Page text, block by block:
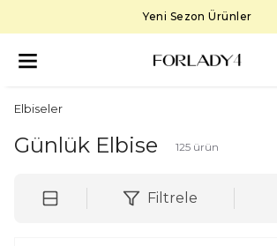
5000 TL üzeri ücretsiz kargo
Elbiseler
Günlük Elbise 125 ürün
Filtrele